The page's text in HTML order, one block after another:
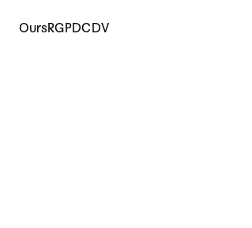
OursRGPDCDV